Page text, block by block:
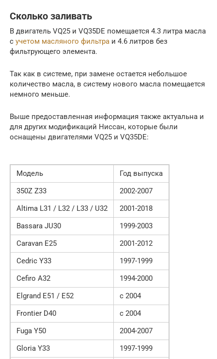
Сколько заливать
В двигатель VQ25 и VQ35DE помещается 4.3 литра масла
с учетом масляного фильтра и 4.6 литров без
фильтрующего элемента.
Так как в системе, при замене остается небольшое
количество масла, в систему нового масла помещается
немного меньше.
Выше предоставленная информация также актуальна и
для других модификаций Ниссан, которые были
оснащены двигателями VQ25 и VQ35DE:
Модель
Год выпуска
350Z Z33
2002-2007
Altima L31 / L32 / L33 / U32
2001-2018
Bassara JU30
1999-2003
Caravan E25
2001-2012
Cedric Y33
1997-1999
Cefiro A32
1994-2000
Elgrand E51 / E52
с 2004
Frontier D40
с 2004
Fuga Y50
2004-2007
Gloria Y33
1997-1999